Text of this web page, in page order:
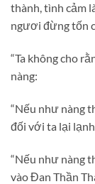
thành, tình cảm
ngươi đừng tốn
“Ta không cho
nàng:
“Nếu như nàng
đối với ta lại
“Nếu như nàng
vào Đan Thần